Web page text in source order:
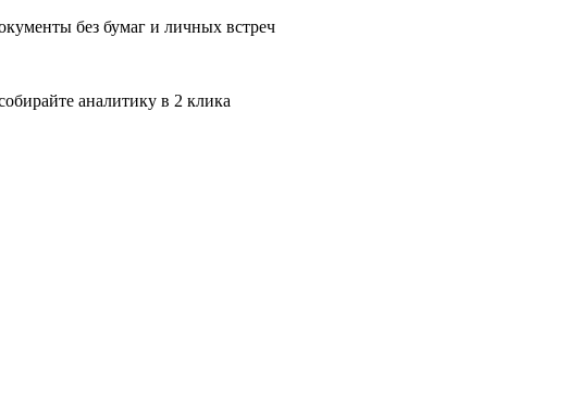
без бумаг и личных встреч
аналитику в 2 клика